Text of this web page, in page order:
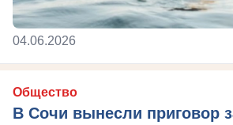
04.06.2026
Общество
В Сочи вынесли приговор